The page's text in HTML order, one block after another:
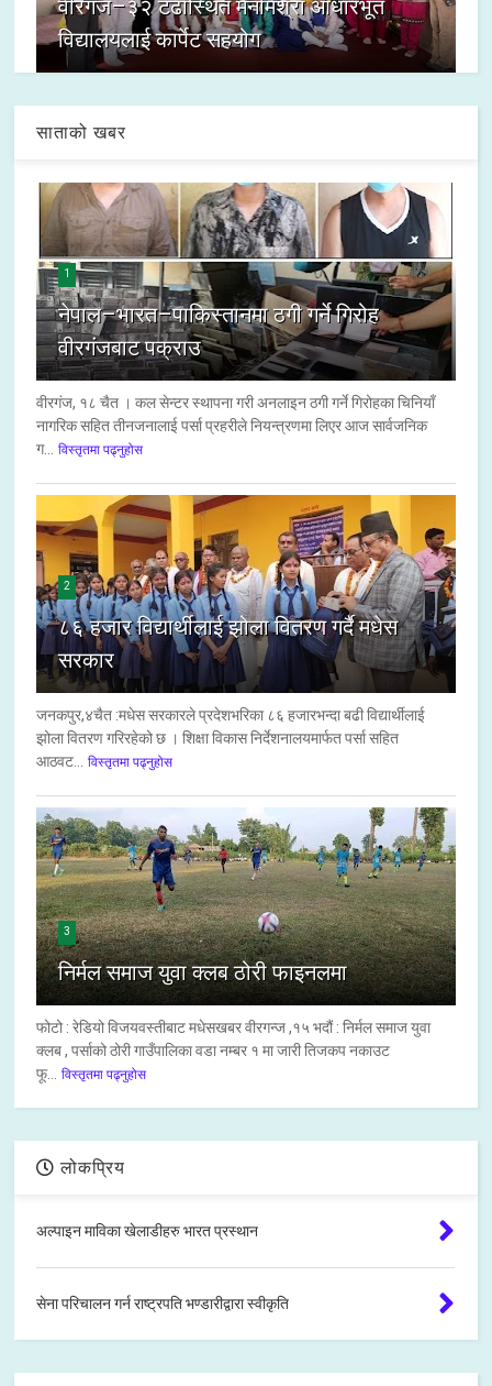
वीरगंज–३२ टेढास्थित मनमिश्रा आधारभूत
विद्यालयलाई कार्पेट सहयोग
साताको खबर
1
नेपाल–भारत–पाकिस्तानमा ठगी गर्ने गिरोह
वीरगंजबाट पक्राउ
वीरगंज, १८ चैत । कल सेन्टर स्थापना गरी अनलाइन ठगी गर्ने गिरोहका चिनियाँ
नागरिक सहित तीनजनालाई पर्सा प्रहरीले नियन्त्रणमा लिएर आज सार्वजनिक
ग...
विस्तृतमा पढ्नुहोस
2
८६ हजार विद्यार्थीलाई झोला वितरण गर्दै मधेस
सरकार
जनकपुर,४चैत :मधेस सरकारले प्रदेशभरिका ८६ हजारभन्दा बढी विद्यार्थीलाई
झोला वितरण गरिरहेको छ । शिक्षा विकास निर्देशनालयमार्फत पर्सा सहित
आठवट...
विस्तृतमा पढ्नुहोस
3
निर्मल समाज युवा क्लब ठोरी फाइनलमा
फोटो : रेडियो विजयवस्तीबाट मधेसखबर वीरगन्ज ,१५ भदौं : निर्मल समाज युवा
क्लब , पर्साको ठोरी गाउँपालिका वडा नम्बर १ मा जारी तिजकप नकाउट
फू...
विस्तृतमा पढ्नुहोस
लोकप्रिय
अल्पाइन माविका खेलाडीहरु भारत प्रस्थान
सेना परिचालन गर्न राष्ट्रपति भण्डारीद्वारा स्वीकृति